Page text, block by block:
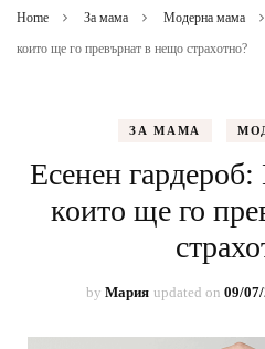
Home За мама Модерна мама
които ще го превърнат в нещо страхотно?
ЗА МАМА
Есенен
които ще го
by Мария updated on 09/